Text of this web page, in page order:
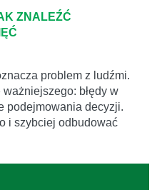
ZNALEŹĆ
problem z ludźmi.
błędy w
podejmowania decyzji.
i szybciej odbudować